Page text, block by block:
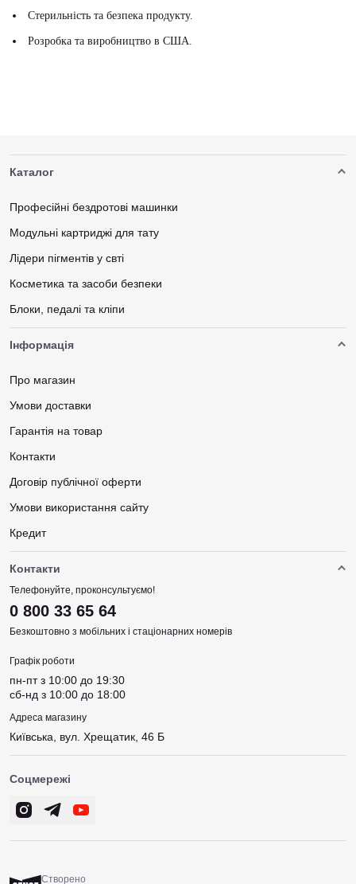
Стерильність та безпека продукту.
Розробка та виробництво в США.
Каталог
Професійні бездротові машинки
Модульні картриджі для тату
Лідери пігментів у свті
Косметика та засоби безпеки
Блоки, педалі та кліпи
Інформація
Про магазин
Умови доставки
Гарантія на товар
Контакти
Договір публічної оферти
Умови використання сайту
Кредит
Контакти
Телефонуйте, проконсультуємо!
0 800 33 65 64
Безкоштовно з мобільних і стаціонарних номерів
Графік роботи
пн-пт з 10:00 до 19:30
сб-нд з 10:00 до 18:00
Адреса магазину
Київська, вул. Хрещатик, 46 Б
Соцмережі
Створено